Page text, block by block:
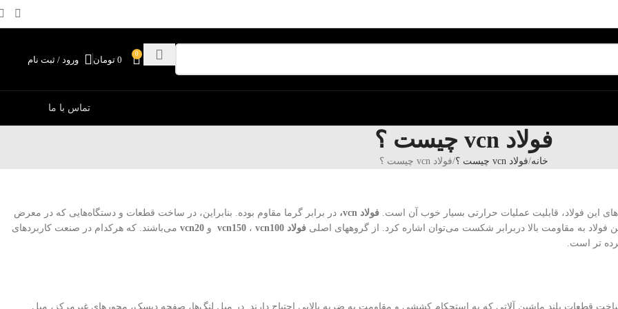
0
0 تومان ورود / ثبت نام
تماس با ما
فولاد vcn چیست ؟
خانه فولاد vcn چیست ؟ فولاد vcn چیست ؟
های این فولاد، قابلیت عملیات حرارتی بسیار خوب آن است. فولاد v‌‌c‌‌n، در برابر گرما مقاوم بوده. بنابراین، در ساخت قطعات و دستگاههایی که در معرض
به مقاومت بالا دربرابر شکست می‌توان اشاره کرد. از گروههای اصلی فولاد vcn100 ، vcn150 و vcn20 میباشند. که هرکدام در صنعت کاربردهای
تر است.
قطعات بلند ماشین آلاتی که به استحکام کششی و مقاومت به ضربه بالایی احتیاج دارند. در میل لنگها، صفحه دیسک، محورهای غیرمرکز، میل